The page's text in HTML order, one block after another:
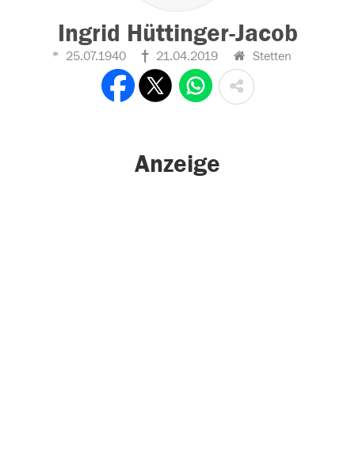
Ingrid Hüttinger-Jacob
25.07.1940 21.04.2019 Stetten
Anzeige